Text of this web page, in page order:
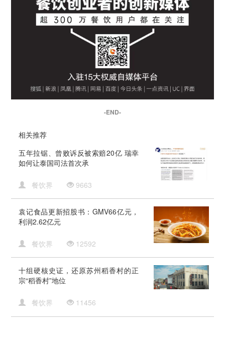
-END-
相关推荐
五年拉锯、曾败诉反被索赔20亿 瑞幸
如何让泰国司法首次承
餐饮界 9663
袁记食品更新招股书：GMV66亿元，
利润2.62亿元
餐饮界 12592
十组硬核史证，还原苏州稻香村的正
宗“稻香村”地位
餐饮界 11456